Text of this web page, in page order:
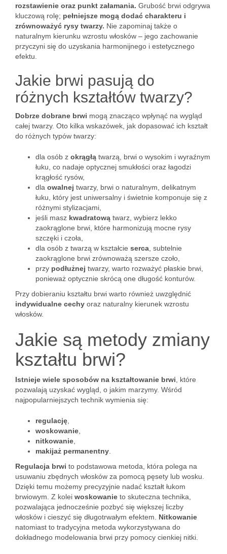
rozstawienie oraz punkt załamania. Grubość brwi odgrywa
kluczową rolę; pełniejsze mogą dodać charakteru i
zrównoważyć rysy twarzy. Nie zapominaj także o
naturalnym kierunku wzrostu włosków – jego zachowanie
przyczyni się do uzyskania harmonijnego i estetycznego
efektu.
Jakie brwi pasują do
różnych kształtów twarzy?
Dobrze dobrane brwi mogą znacząco wpłynąć na wygląd
całej twarzy. Oto kilka wskazówek, jak dopasować ich kształt
do różnych typów twarzy:
dla osób z okrągłą twarzą, brwi o wysokim i wyraźnym
łuku, co nadaje optycznej smukłości oraz łagodzi
krągłość rysów,
dla owalnej twarzy, brwi o naturalnym, delikatnym
łuku, który jest uniwersalny i świetnie komponuje się z
różnymi stylizacjami,
jeśli masz kwadratową twarz, wybierz lekko
zaokrąglone brwi, które harmonizują mocne rysy
szczęki i czoła,
dla osób z twarzą w kształcie serca , subtelnie
zaokrąglone brwi zrównoważą szersze czoło,
przy podłużnej twarzy, warto rozważyć płaskie brwi,
ponieważ optycznie skrócą one długość konturów.
Przy dobieraniu kształtu brwi warto również uwzględnić
indywidualne cechy oraz naturalny kierunek wzrostu
włosków.
Jakie są metody zmiany
kształtu brwi?
Istnieje wiele sposobów na kształtowanie brwi , które
pozwalają uzyskać wygląd, o jakim marzymy. Wśród
najpopularniejszych technik wymienia się:
regulację
woskowanie
nitkowanie
makijaż permanentny
Regulacja brwi to podstawowa metoda, która polega na
usuwaniu zbędnych włosków za pomocą pęsety lub wosku.
Dzięki temu możemy precyzyjnie nadać kształt łukom
brwiowym. Z kolei woskowanie to skuteczna technika,
pozwalająca jednocześnie pozbyć się większej liczby
włosków i cieszyć się długotrwałym efektem. Nitkowanie
natomiast to tradycyjna metoda wykorzystywana do
dokładnego modelowania brwi przy pomocy cienkiej nitki.